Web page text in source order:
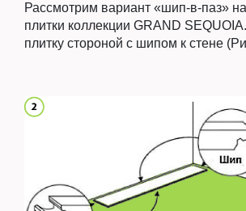
Рассмотрим вариант «шип-в-паз»
плитки коллекции GRAND
плитку стороной с шипом к стене